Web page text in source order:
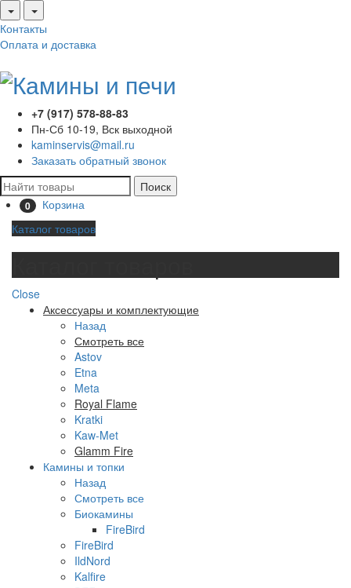
Контакты
Оплата и доставка
+7 (917) 578-88-83
Пн-Сб 10-19, Вск выходной
kaminservis@mail.ru
Заказать обратный звонок
Поиск
0
Корзина
Каталог товаров
Close
Аксессуары и комплектующие
Назад
Смотреть все
Astov
Etna
Meta
Royal Flame
Kratki
Kaw-Met
Glamm Fire
Камины и топки
Назад
Смотреть все
Биокамины
FireBird
FireBird
IldNord
Kalfire